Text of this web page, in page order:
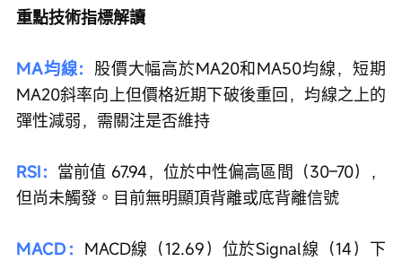
重點技術指標解讀
MA均線： 股價大幅高於MA20和MA50均線，短期
MA20斜率向上但價格近期下破後重回，均線之上的
彈性減弱，需關注是否維持
RSI： 當前值 67.94，位於中性偏高區間（30–70），
但尚未觸發。目前無明顯頂背離或底背離信號
MACD： MACD線（12.69）位於Signal線（14）下